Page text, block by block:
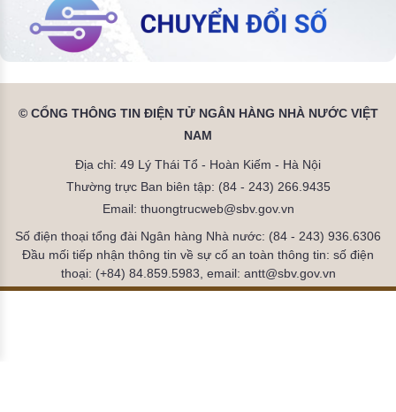
© CỔNG THÔNG TIN ĐIỆN TỬ NGÂN HÀNG NHÀ NƯỚC VIỆT
NAM
Địa chỉ: 49 Lý Thái Tổ - Hoàn Kiếm - Hà Nội
Thường trực Ban biên tập: (84 - 243) 266.9435
Email: thuongtrucweb@sbv.gov.vn
Số điện thoại tổng đài Ngân hàng Nhà nước: (84 - 243) 936.6306
Đầu mối tiếp nhận thông tin về sự cố an toàn thông tin: số điện
thoại: (+84) 84.859.5983, email: antt@sbv.gov.vn